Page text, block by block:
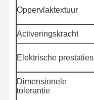
Oppervlaktextuur
Activeringskracht
Elektrische prestaties
Dimensionele
tolerantie